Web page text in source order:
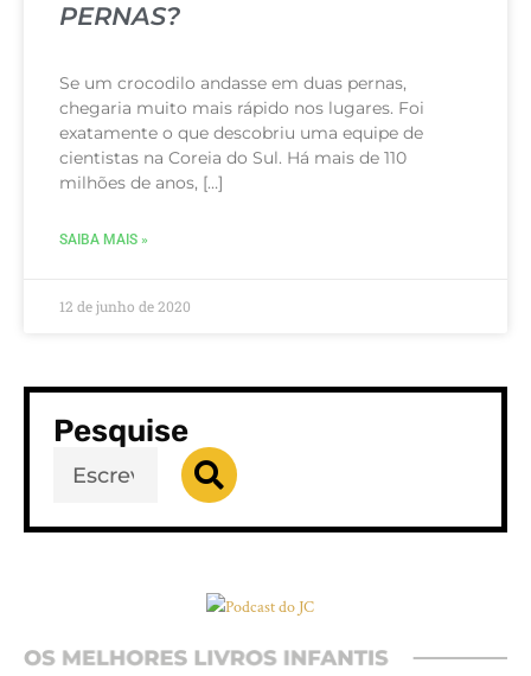
PERNAS?
Se um crocodilo andasse em duas pernas,
chegaria muito mais rápido nos lugares. Foi
exatamente o que descobriu uma equipe de
cientistas na Coreia do Sul. Há mais de 110
milhões de anos, […]
SAIBA MAIS »
12 de junho de 2020
Pesquise